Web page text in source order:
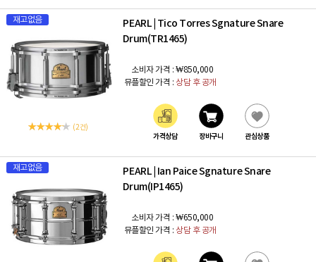
재고없음
(2 건)
PEARL Tico Torres Sgnature Snare
Drum(TR1465)
소비자 가격 : ₩850,000
뮤플할인 가격 : 상담 후 공개
가격상담 장바구니 관심상품
재고없음 PEARL Ian Paice Sgnature Snare
Drum(IP1465)
소비자 가격 : ₩650,000
뮤플할인 가격 : 상담 후 공개